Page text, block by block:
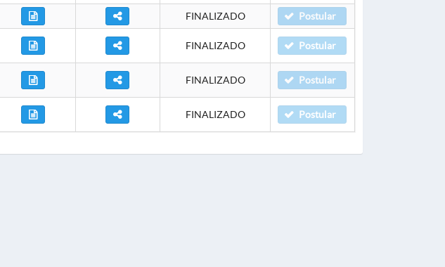
FINALIZADO Postular
FINALIZADO Postular
FINALIZADO Postular
FINALIZADO Postular